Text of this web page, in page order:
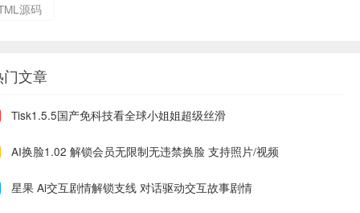
源码
门文章
Tisk1.5.5国产免科技看全球小姐姐超级丝滑
AI换脸1.02 解锁会员无限制无违禁换脸 支持照片/视频
星果 Ai交互剧情解锁支线 对话驱动交互故事剧情